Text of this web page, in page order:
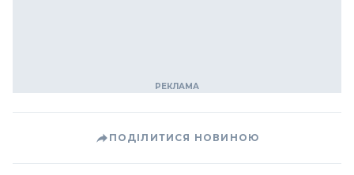
ПОДІЛИТИСЯ НОВИНОЮ